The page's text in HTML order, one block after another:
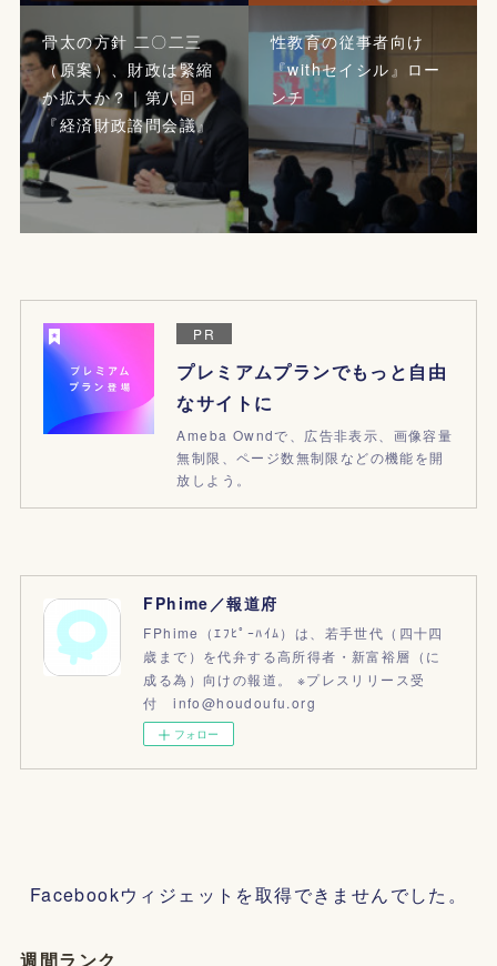
骨太の方針 二〇二三
（原案）、財政は緊縮
か拡大か？｜第八回
『経済財政諮問会議』
性教育の従事者向け
『withセイシル』ロー
ンチ
PR
プレミアムプランでもっと自由
なサイトに
Ameba Owndで、広告非表示、画像容量
無制限、ページ数無制限などの機能を開
放しよう。
FPhime／報道府
FPhime（ｴﾌﾋﾟｰﾊｲﾑ）は、若手世代（四十四
歳まで）を代弁する高所得者・新富裕層（に
成る為）向けの報道。 ※プレスリリース受
付 info@houdoufu.org
フォロー
Facebookウィジェットを取得できませんでした。
週間ランク